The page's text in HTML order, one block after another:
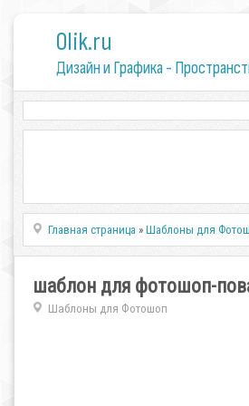
0lik.ru
Дизайн и Графика -
Главная страница »Шаблоны для
шаблон для фотошоп-
Шаблоны для Фотошоп